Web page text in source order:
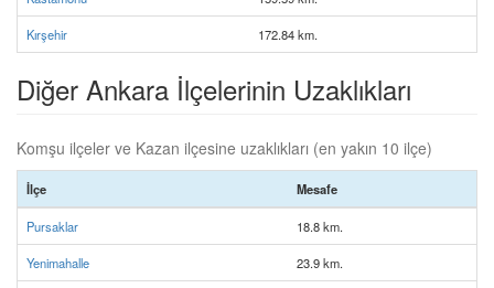
Kırşehir 172.84 km.
Diğer Ankara İlçelerinin Uzaklıkları
Komşu ilçeler ve Kazan ilçesine uzaklıkları (en yakın 10 ilçe)
İlçe Mesafe
Pursaklar 18.8 km.
Yenimahalle 23.9 km.